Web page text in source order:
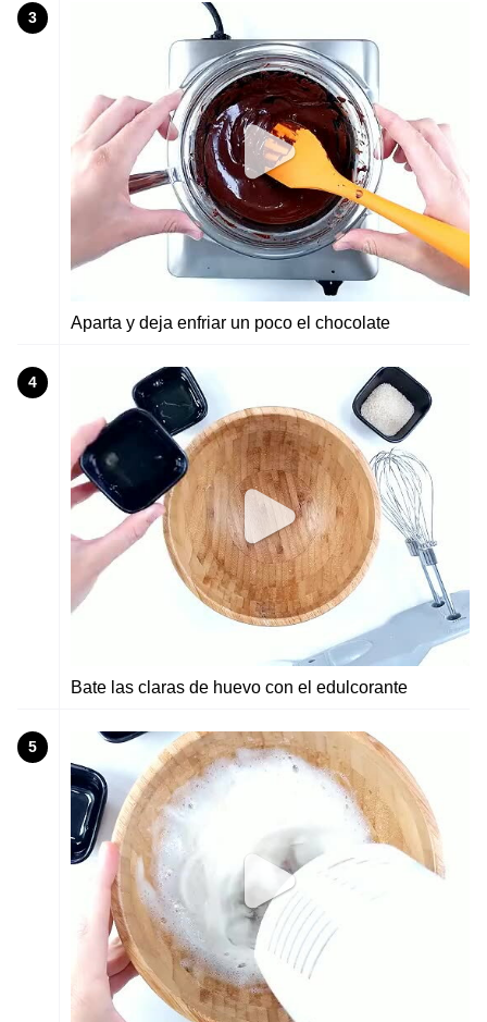
3
Aparta y deja enfriar un poco el chocolate
4
Bate las claras de huevo con el edulcorante
5